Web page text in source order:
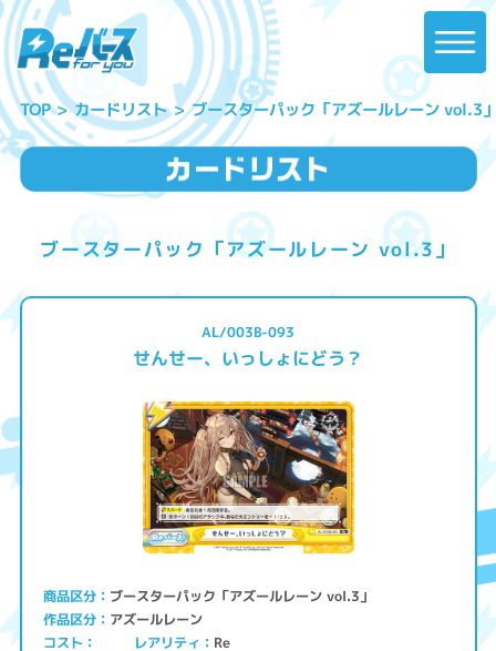
TOP カードリスト ブースターパック「アズールレーン vol.3
ブースターパック「アズールレーン vol.3」
AL/003B-093
せんせー、いっしょにどう？
商品区分 ブースターパック「アズールレーン vol.3」
作品区分 アズールレーン
コスト レアリティ Re